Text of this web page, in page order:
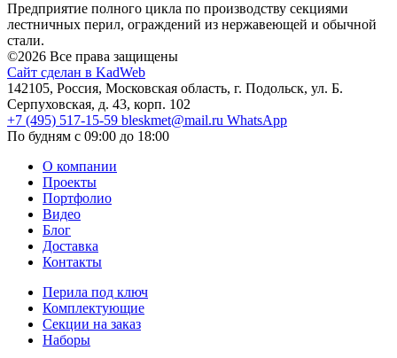
Предприятие полного цикла по производству секциями
лестничных перил, ограждений из нержавеющей и обычной
стали.
©2026 Все права защищены
Сайт сделан в KadWeb
142105, Россия, Московская область, г. Подольск, ул. Б.
Серпуховская, д. 43, корп. 102
+7 (495) 517-15-59 bleskmet@mail.ru WhatsApp
По будням с 09:00 до 18:00
О компании
Проекты
Портфолио
Видео
Блог
Доставка
Контакты
Перила под ключ
Комплектующие
Секции на заказ
Наборы